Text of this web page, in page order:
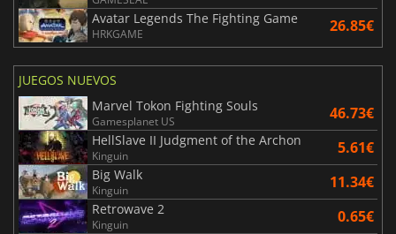
Avatar Legends The Fighting Game
HRKGAME 26.85€
JUEGOS NUEVOS
Marvel Tokon Fighting Souls
Gamesplanet US 46.73€
HellSlave II Judgment of the Archon
Kinguin 5.61€
Big Walk
Kinguin 11.34€
Retrowave 2
Kinguin 0.65€